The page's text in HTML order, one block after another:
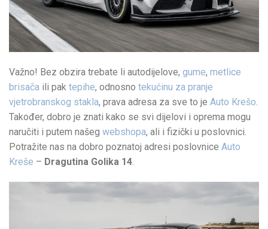
Važno! Bez obzira trebate li autodijelove, gume, metlice
brisača ili pak tepihe, odnosno tekućinu za pranje
vjetrobranskog stakla, prava adresa za sve to je Auto Krešo.
Također, dobro je znati kako se svi dijelovi i oprema mogu
naručiti i putem našeg webshopa, ali i fizički u poslovnici.
Potražite nas na dobro poznatoj adresi poslovnice Auto
Kreše – Dragutina Golika 14.